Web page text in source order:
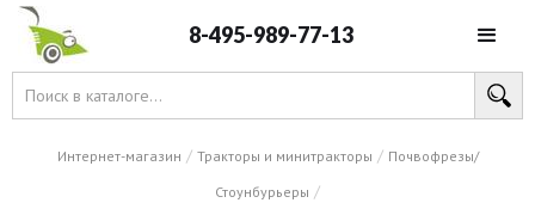
8-495-989-77-13
Интернет-магазин / Тракторы и минитракторы / Почвофрезы/
Стоунбурьеры /